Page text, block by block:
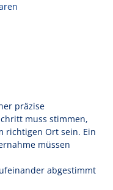
präzise
muss stimmen,
richtigen Ort sein. Ein
müssen
abgestimmt